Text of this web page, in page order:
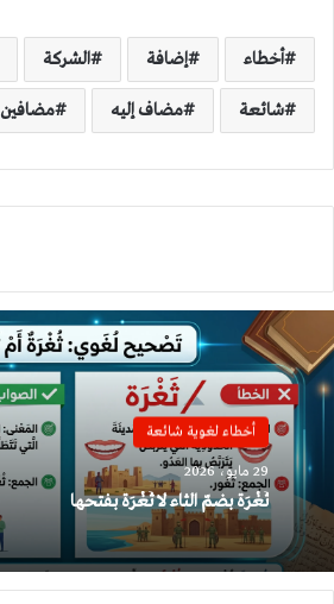
أخطاء إضافة الشركة
شائعة مضاف إليه مضافين
أخطاء لغوية شائعة
29 مايو، 2026
ثُغْرَة بضمّ الثاء لا ثَغْرَة بفتحها